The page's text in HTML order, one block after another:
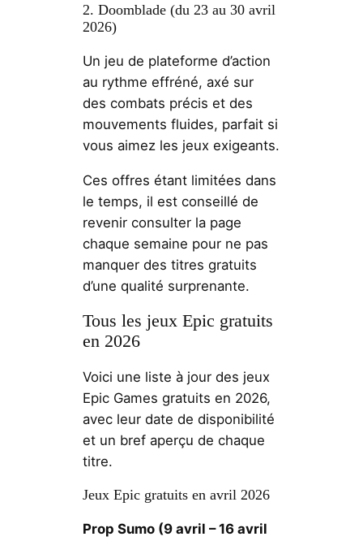
2. Doomblade (du 23 au 30 avril
2026)
Un jeu de plateforme d’action
au rythme effréné, axé sur
des combats précis et des
mouvements fluides, parfait si
vous aimez les jeux exigeants.
Ces offres étant limitées dans
le temps, il est conseillé de
revenir consulter la page
chaque semaine pour ne pas
manquer des titres gratuits
d’une qualité surprenante.
Tous les jeux Epic gratuits
en 2026
Voici une liste à jour des jeux
Epic Games gratuits en 2026,
avec leur date de disponibilité
et un bref aperçu de chaque
titre.
Jeux Epic gratuits en avril 2026
Prop Sumo (9 avril – 16 avril